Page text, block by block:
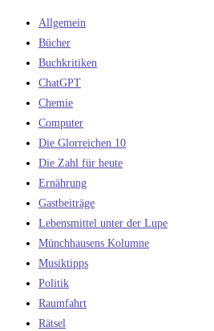
Allgemein
Bücher
Buchkritiken
ChatGPT
Chemie
Computer
Die Glorreichen 10
Die Zahl für heute
Ernährung
Gastbeiträge
Lebensmittel unter der Lupe
Münchhausens Kolumne
Musiktipps
Politik
Raumfahrt
Rätsel